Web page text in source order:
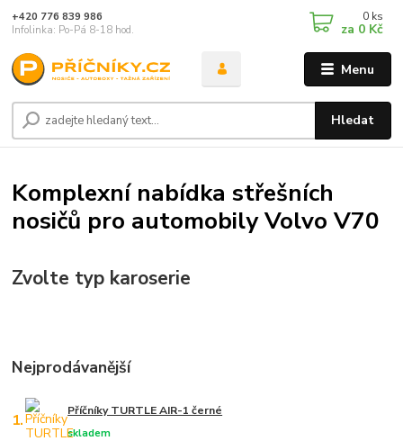
Menu
Hledat
+420 776 839 986
Infolinka: Po-Pá 8-18 hod.
0 ks
za 0 Kč
Komplexní nabídka střešních
nosičů pro automobily Volvo V70
Zvolte typ karoserie
Nejprodávanější
1. Příčníky TURTLE AIR-1 černé
skladem